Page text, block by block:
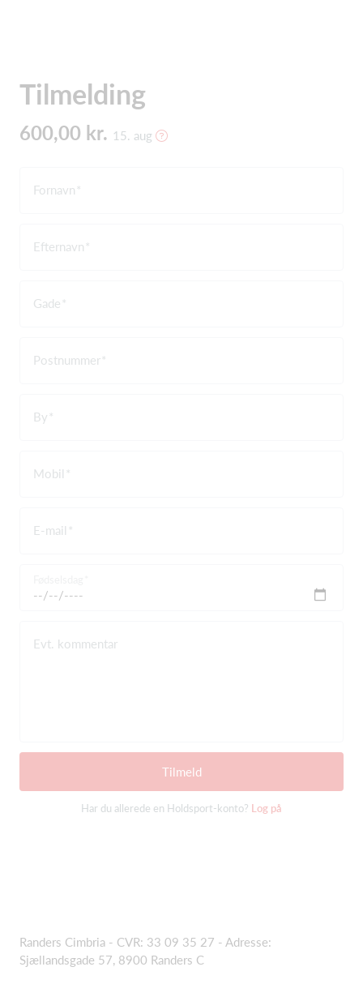
Tilmelding
600,00 kr. 15. aug
Fornavn
Efternavn
Gade
Postnummer
By
Mobil
E-mail
Evt. kommentar
Tilmeld
Har du allerede en Holdsport-konto? Log på
Randers Cimbria - CVR: 33 09 35 27 - Adresse:
Sjællandsgade 57, 8900 Randers C